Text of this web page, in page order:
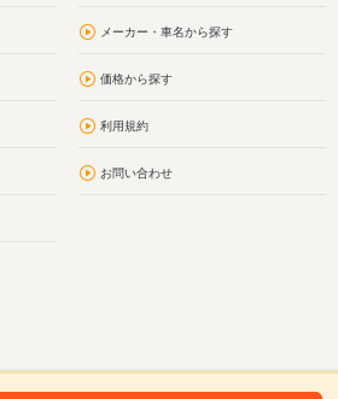
メーカー・車名から探す
価格から探す
利用規約
お問い合わせ